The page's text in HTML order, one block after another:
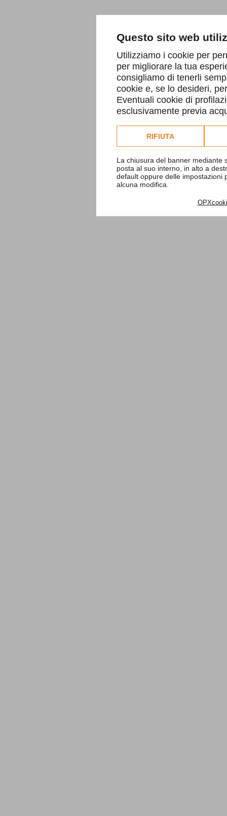
Questo sito web
Utilizziamo i cookie per
per migliorare la tua
consigliamo di tenerli
cookie e, se lo desideri,
Eventuali cookie di
esclusivamente previa
Consulta l'informativa
RIFIUTA
La chiusura del banner mediante
posta al suo interno, in alto a
default oppure delle impostazioni
alcuna modifica.